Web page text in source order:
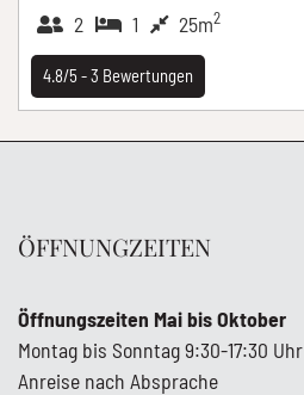
2 1 25m2
4.8/5 -3 Bewertungen
ÖFFNUNGZEITEN
Öffnungszeiten Mai bis Oktober
Montag bis Sonntag 9:30-17:30 Uhr
Anreise nach Absprache